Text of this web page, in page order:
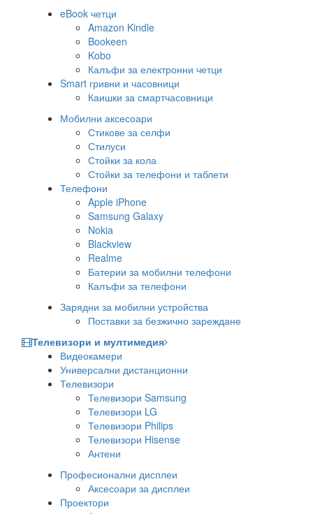
eBook четци
Amazon Kindle
Bookeen
Kobo
Калъфи за електронни четци
Smart гривни и часовници
Каишки за смартчасовници
Мобилни аксесоари
Стикове за селфи
Стилуси
Стойки за кола
Стойки за телефони и таблети
Телефони
Apple iPhone
Samsung Galaxy
Nokia
Blackview
Realme
Батерии за мобилни телефони
Калъфи за телефони
Зарядни за мобилни устройства
Поставки за безжично зареждане
Телевизори и мултимедия
Видеокамери
Универсални дистанционни
Телевизори
Телевизори Samsung
Телевизори LG
Телевизори Philips
Телевизори Hisense
Антени
Професионални дисплеи
Аксесоари за дисплеи
Проектори